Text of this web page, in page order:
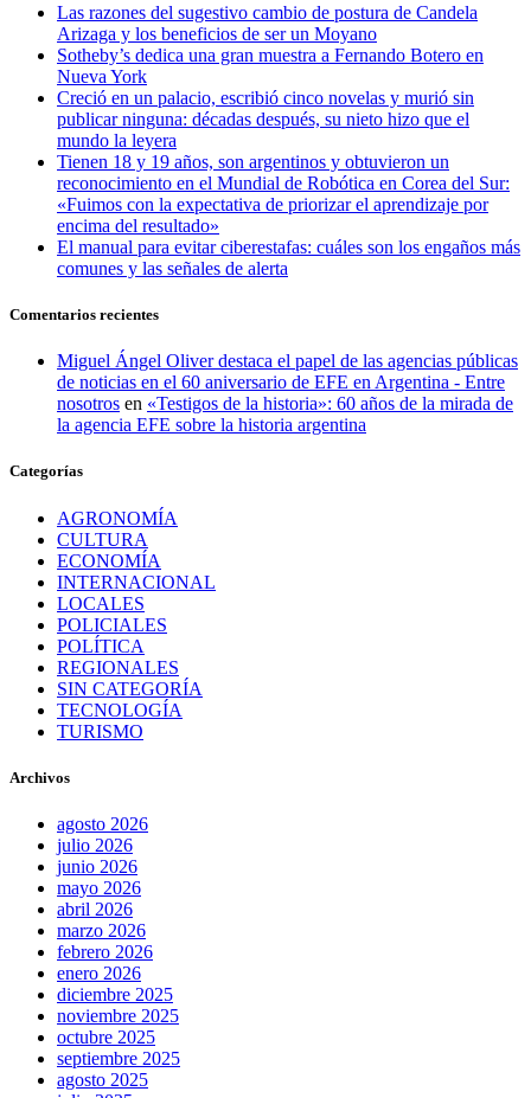
Las razones del sugestivo cambio de postura de Candela
Arizaga y los beneficios de ser un Moyano
Sotheby’s dedica una gran muestra a Fernando Botero en
Nueva York
Creció en un palacio, escribió cinco novelas y murió sin
publicar ninguna: décadas después, su nieto hizo que el
mundo la leyera
Tienen 18 y 19 años, son argentinos y obtuvieron un
reconocimiento en el Mundial de Robótica en Corea del Sur:
«Fuimos con la expectativa de priorizar el aprendizaje por
encima del resultado»
El manual para evitar ciberestafas: cuáles son los engaños más
comunes y las señales de alerta
Comentarios recientes
Miguel Ángel Oliver destaca el papel de las agencias públicas
de noticias en el 60 aniversario de EFE en Argentina - Entre
nosotros en «Testigos de la historia»: 60 años de la mirada de
la agencia EFE sobre la historia argentina
Categorías
AGRONOMÍA
CULTURA
ECONOMÍA
INTERNACIONAL
LOCALES
POLICIALES
POLÍTICA
REGIONALES
SIN CATEGORÍA
TECNOLOGÍA
TURISMO
Archivos
agosto 2026
julio 2026
junio 2026
mayo 2026
abril 2026
marzo 2026
febrero 2026
enero 2026
diciembre 2025
noviembre 2025
octubre 2025
septiembre 2025
agosto 2025